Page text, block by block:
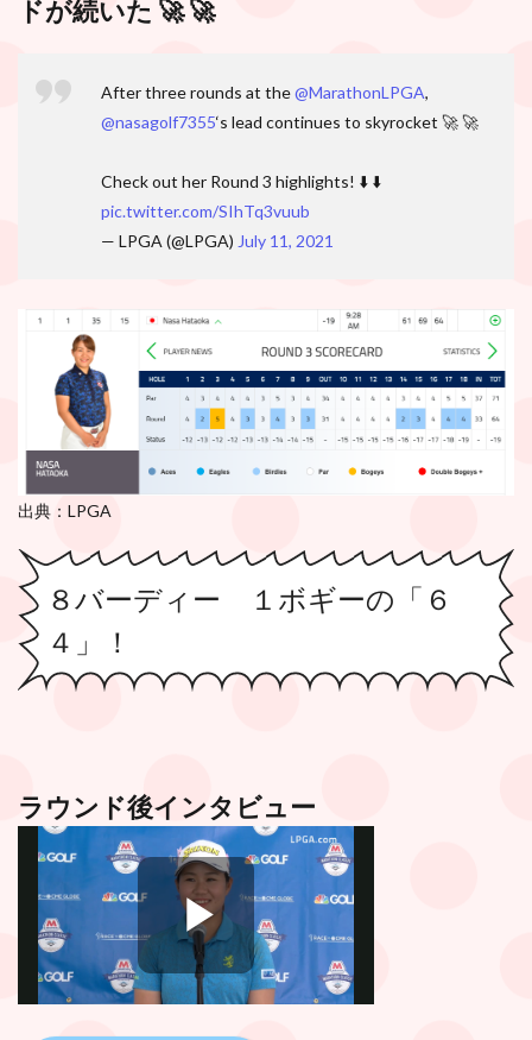
ドが続いた 🚀 🚀
After three rounds at the@MarathonLPGA,
@nasagolf7355‘s lead continues to skyrocket 🚀 🚀
Check out her Round 3 highlights! ⬇️ ⬇️
pic.twitter.com/SIhTq3vuub
— LPGA (@LPGA) July 11, 2021
出典：LPGA
８バーディー １ボギーの「６
４」！
ラウンド後インタビュー